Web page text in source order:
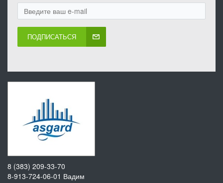
ПОДПИСАТЬСЯ
8 (383) 209-33-70
8-913-724-06-01 Вадим